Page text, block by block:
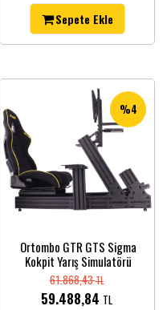
Sepete Ekle
%4
Ortombo GTR GTS Sigma
Kokpit Yarış Simulatörü
61.868,43TL
59.488,84 TL